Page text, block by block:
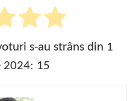
s-au strâns din 1
2024: 15